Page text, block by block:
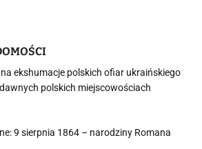
ekshumacje polskich ofiar ukraińskiego
polskich miejscowościach
9 sierpnia 1864 – narodziny Romana